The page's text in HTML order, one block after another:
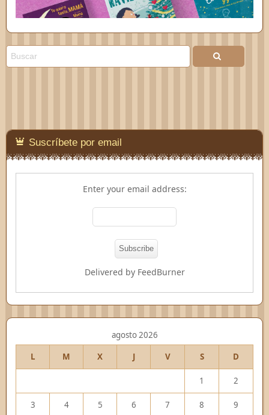
Suscríbete por email
Enter your email address:
Delivered by FeedBurner
agosto 2026
L
M X J V S D
1 2
3 4 5 6 7 8 9